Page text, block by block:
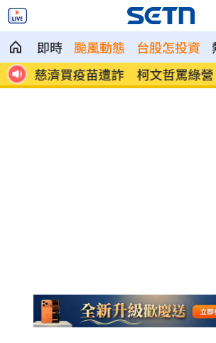
即時 颱風動態 台股怎投資
原
慈濟買疫苗遭詐 柯文哲罵綠營